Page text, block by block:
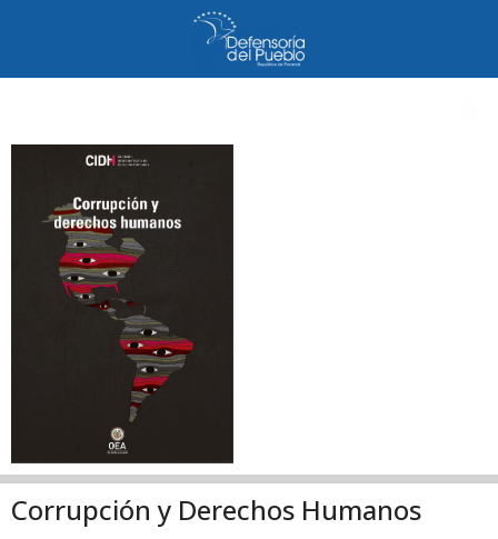
Corrupción y Derechos Humanos